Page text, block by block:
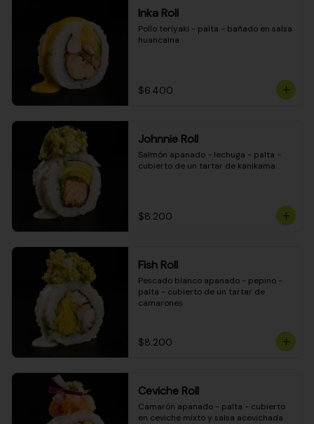
Inka Roll
Pollo teriyaki - palta - bañado en salsa
huancaína
$6.400
Johnnie Roll
Salmón apanado - lechuga - palta -
cubierto de un tartar de kanikama
$8.200
Fish Roll
Pescado blanco apanado - pepino -
palta - cubierto de un tartar de
camarones
$8.200
Ceviche Roll
Camarón apanado - palta - cubierto
en ceviche mixto y salsa acevichada